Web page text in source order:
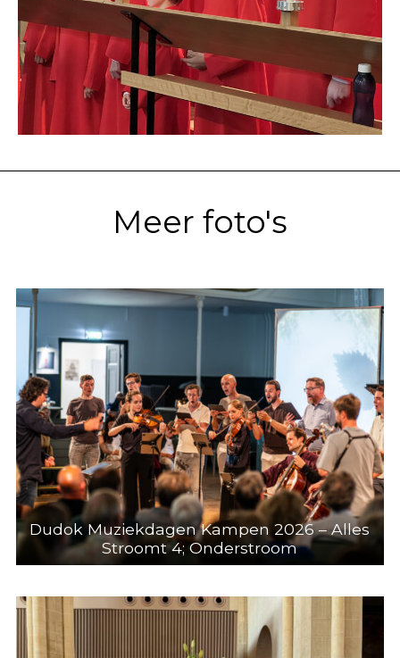
Meer foto's
Dudok Muziekdagen Kampen 2026 – Alles
Stroomt 4; Onderstroom